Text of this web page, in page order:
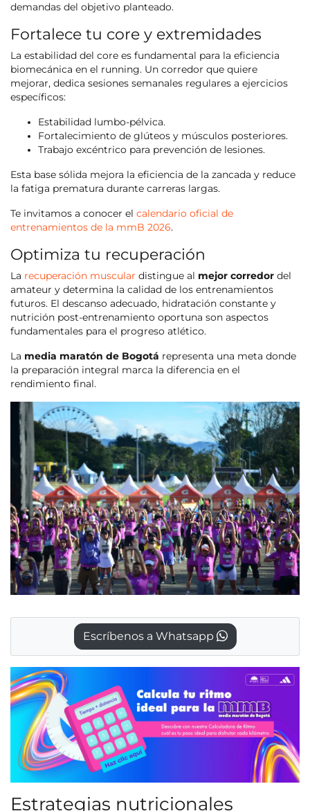
demandas del objetivo planteado.
Fortalece tu core y extremidades
La estabilidad del core es fundamental para la eficiencia
biomecánica en el running. Un corredor que quiere
mejorar, dedica sesiones semanales regulares a ejercicios
específicos:
Estabilidad lumbo-pélvica.
Fortalecimiento de glúteos y músculos posteriores.
Trabajo excéntrico para prevención de lesiones.
Esta base sólida mejora la eficiencia de la zancada y reduce
la fatiga prematura durante carreras largas.
Te invitamos a conocer el calendario oficial de
entrenamientos de la mmB 2026.
Optimiza tu recuperación
La recuperación muscular distingue al mejor corredor del
amateur y determina la calidad de los entrenamientos
futuros. El descanso adecuado, hidratación constante y
nutrición post-entrenamiento oportuna son aspectos
fundamentales para el progreso atlético.
La media maratón de Bogotá representa una meta donde
la preparación integral marca la diferencia en el
rendimiento final.
Escríbenos a Whatsapp
Estrategias nutricionales